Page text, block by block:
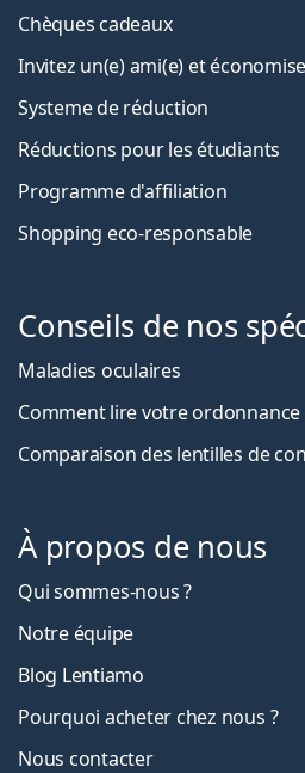
Chèques cadeaux
Invitez un(e) ami(e) et
Systeme de réduction
Réductions pour les étudiants
Programme d'affiliation
Shopping eco-responsable
Conseils de nos
Maladies oculaires
Comment lire votre ordonnance
Comparaison des lentilles de
À propos de nous
Qui sommes-nous ?
Notre équipe
Blog Lentiamo
Pourquoi acheter chez nous ?
Nous contacter